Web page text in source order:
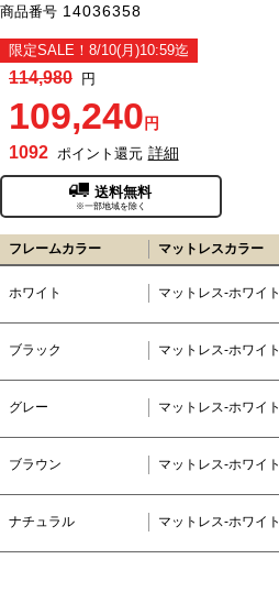
商品番号 14036358
限定SALE！8/10(月)10:59迄
114,980 円
109,240 円
1092 ポイント還元 詳細
送料無料
※一部地域を除く
フレームカラー マットレスカラー
ホワイト マットレス-ホワイト
ブラック マットレス-ホワイト
グレー マットレス-ホワイト
ブラウン マットレス-ホワイト
ナチュラル マットレス-ホワイト